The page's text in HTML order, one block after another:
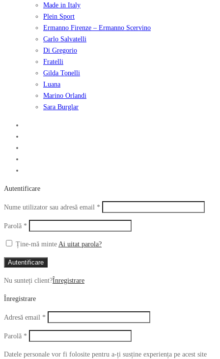
Made in Italy
Plein Sport
Ermanno Firenze – Ermanno Scervino
Carlo Salvatelli
Di Gregorio
Fratelli
Gilda Tonelli
Luana
Marino Orlandi
Sara Burglar
Autentificare
Nume utilizator sau adresă email *
Parolă *
Ține-mă minte Ai uitat parola?
Autentificare
Nu sunteți client?Înregistrare
Înregistrare
Adresă email *
Parolă *
Datele personale vor fi folosite pentru a-ți susține experiența pe acest site